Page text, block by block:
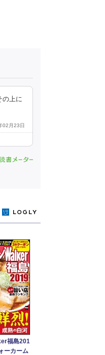
の上に
02月23日
福島201
ーカーム